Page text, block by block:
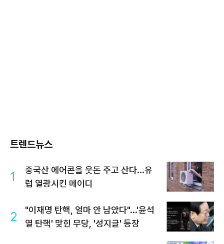
트렌드뉴스
1
중국산 에어콘을 웃돈 주고 산다...유
럽 열광시킨 메이디
2
"이재명 탄핵, 얼마 안 남았다"...'윤석
열 탄핵' 맞힌 무당, '성지글' 등장